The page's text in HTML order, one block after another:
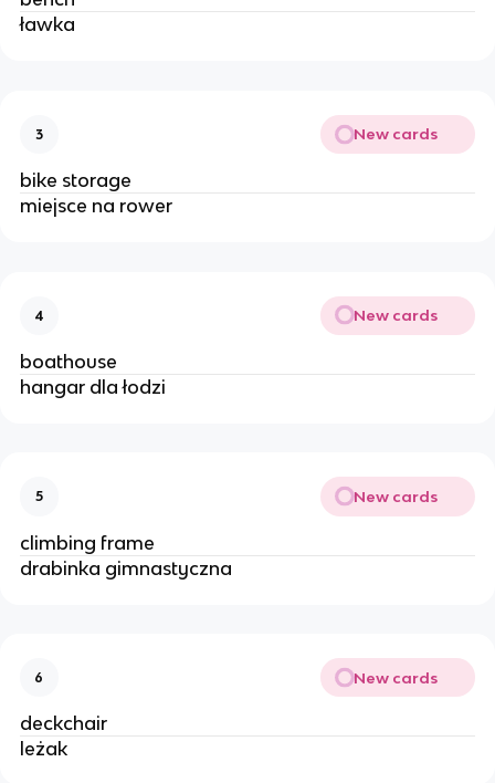
ławka
3 New cards
bike storage
miejsce na rower
4 New cards
boathouse
hangar dla łodzi
5 New cards
climbing frame
drabinka gimnastyczna
6 New cards
deckchair
leżak